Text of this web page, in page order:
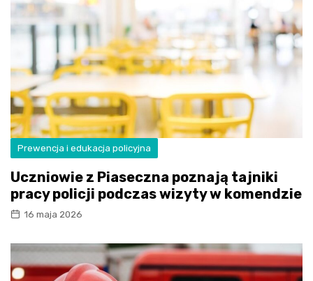
Prewencja i edukacja policyjna
Uczniowie z Piaseczna poznają tajniki
pracy policji podczas wizyty w komendzie
16 maja 2026